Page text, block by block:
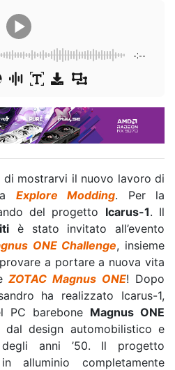
-:--
di mostrarvi il nuovo lavoro di
Explore Modding. Per la
del progetto Icarus-1. Il
è stato invitato all’evento
ONE Challenge, insieme
a portare a nuova vita
ZOTAC Magnus ONE! Dopo
ha realizzato Icarus-1,
PC barebone Magnus ONE
dal design automobilistico e
anni ’50. Il progetto
alluminio completamente